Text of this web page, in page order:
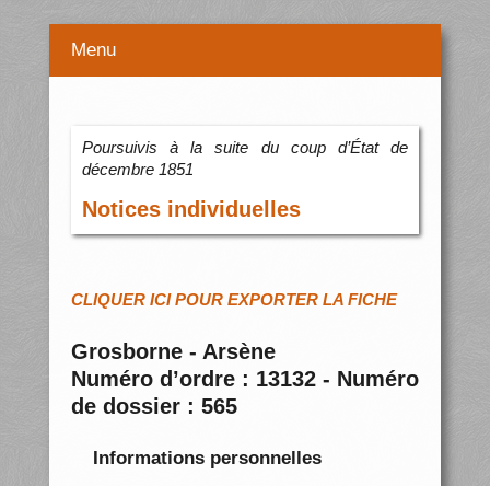
Menu
Poursuivis à la suite du coup d’État de
décembre 1851
Notices individuelles
CLIQUER ICI POUR EXPORTER LA FICHE
Grosborne - Arsène
Numéro d’ordre : 13132 - Numéro
de dossier : 565
Informations personnelles